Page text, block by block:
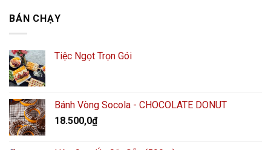
BÁN CHẠY
Tiệc Ngọt Trọn Gói
Bánh Vòng Socola - CHOCOLATE DONUT
18.500,0₫